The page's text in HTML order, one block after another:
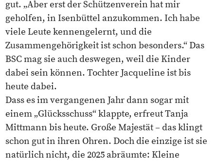
gut. „Aber erst der Schützenverein hat mir
geholfen, in Isenbüttel anzukommen. Ich habe
viele Leute kennengelernt, und die
Zusammengehörigkeit ist schon besonders.“ Das
BSC mag sie auch deswegen, weil die Kinder
dabei sein können. Tochter Jacqueline ist bis
heute dabei.
Dass es im vergangenen Jahr dann sogar mit
einem „Glücksschuss“ klappte, erfreut Tanja
Mittmann bis heute. Große Majestät – das klingt
schon gut in ihren Ohren. Doch die einzige ist sie
natürlich nicht, die 2025 abräumte: Kleine